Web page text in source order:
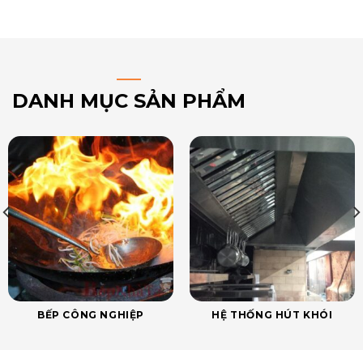
DANH MỤC SẢN PHẨM
BẾP CÔNG NGHIỆP HỆ THỐNG HÚT KHÓI